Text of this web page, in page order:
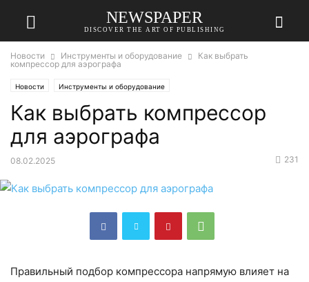
NEWSPAPER
DISCOVER THE ART OF PUBLISHING
Новости Инструменты и оборудование
Как выбрать
компрессор для аэрографа
Новости Инструменты и оборудование
Как выбрать компрессор
для аэрографа
08.02.2025 231
Правильный подбор компрессора напрямую влияет на